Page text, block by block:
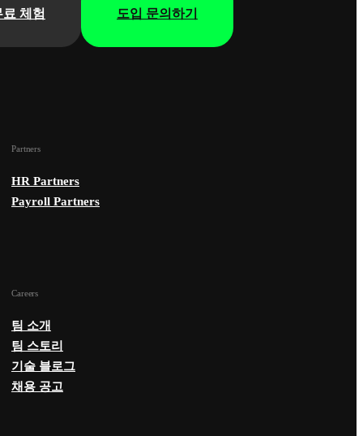
료 체험 도입 문의하기
Partners
HR Partners
Payroll Partners
Careers
팀 소개
팀 스토리
기술 블로그
채용 공고